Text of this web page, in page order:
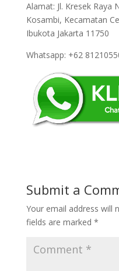
Alamat: Jl. Kresek Raya
Kosambi, Kecamatan
Ibukota Jakarta 11750
Whatsapp: +62
Submit a
Your email address will
fields are marked *